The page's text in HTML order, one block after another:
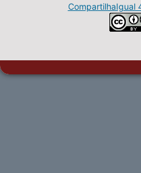
CompartilhaIgual